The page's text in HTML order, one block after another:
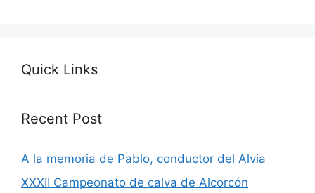
Quick Links
Recent Post
A la memoria de Pablo, conductor del Alvia
XXXII Campeonato de calva de Alcorcón